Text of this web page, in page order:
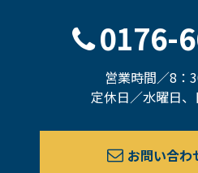
0176-
営業時間／8：
定休日／水曜日
お問い合わ